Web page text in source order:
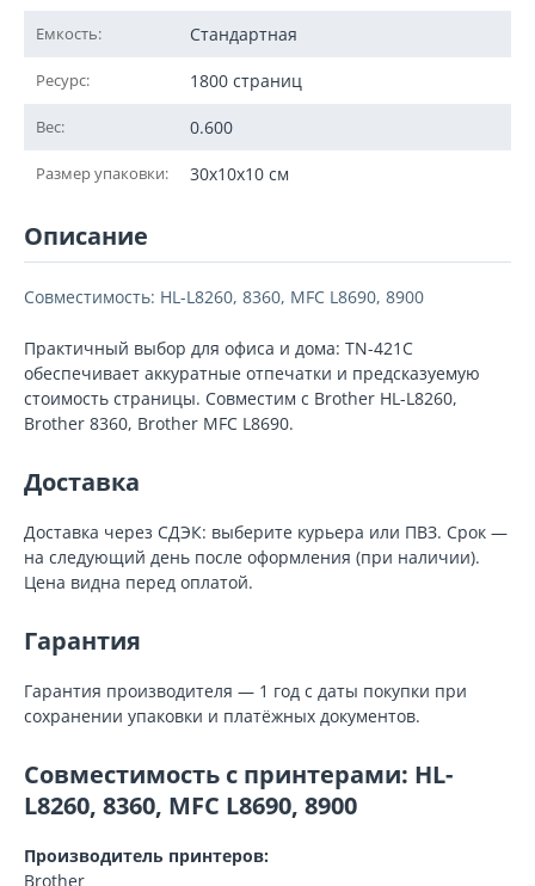
Емкость: Стандартная
Ресурс: 1800 страниц
Вес: 0.600
Размер упаковки: 30x10x10 см
Описание
Совместимость: HL-L8260, 8360, MFC L8690, 8900
Практичный выбор для офиса и дома: TN-421C
обеспечивает аккуратные отпечатки и предсказуемую
стоимость страницы. Совместим с Brother HL-L8260,
Brother 8360, Brother MFC L8690.
Доставка
Доставка через СДЭК: выберите курьера или ПВЗ. Срок —
на следующий день после оформления (при наличии).
Цена видна перед оплатой.
Гарантия
Гарантия производителя — 1 год с даты покупки при
сохранении упаковки и платёжных документов.
Совместимость с принтерами: HL-
L8260, 8360, MFC L8690, 8900
Производитель принтеров:
Brother